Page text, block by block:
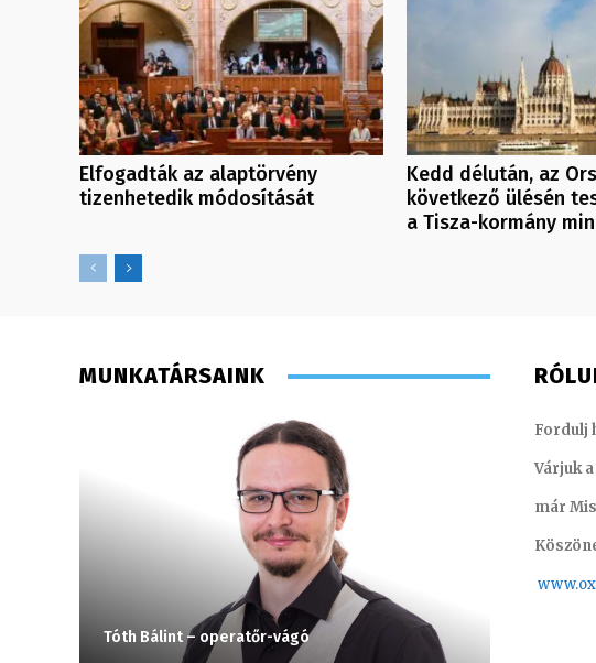
Elfogadták az alaptörvény
tizenhetedik módosítását
Kedd délután, az
következő ülésén
a Tisza-kormány
MUNKATÁRSAINK
Tóth Bálint – operatőr-vágó
Fordulj
Várjuk
már